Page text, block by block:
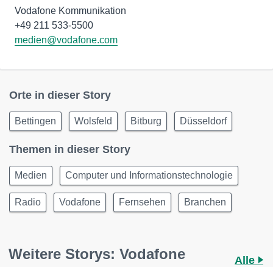
Vodafone Kommunikation
medien@vodafone.com
Orte in dieser Story
Bettingen Wolsfeld Bitburg Düsseldorf
Themen in dieser Story
Medien Computer und Informationstechnologie
Radio Vodafone Fernsehen Branchen
Weitere Storys: Vodafone
Alle